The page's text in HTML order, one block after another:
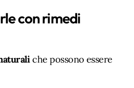
con rimedi
che possono essere